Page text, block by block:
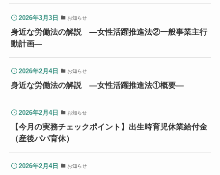
2026年3月3日 お知らせ
身近な労働法の解説 ―女性活躍推進法②一般事業主行
動計画―
2026年2月4日 お知らせ
身近な労働法の解説 ―女性活躍推進法①概要―
2026年2月4日 お知らせ
【今月の実務チェックポイント】出生時育児休業給付金
（産後パパ育休）
2026年2月4日 お知らせ